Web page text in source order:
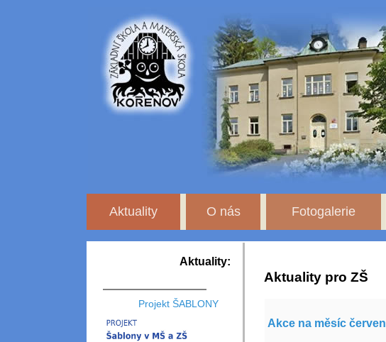
Aktuality O nás Fotogalerie
Aktuality:
Projekt ŠABLONY
Aktuality pro ZŠ
Akce na měsíc červen